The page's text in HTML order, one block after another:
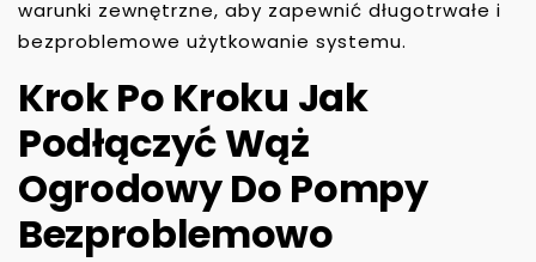
warunki zewnętrzne, aby zapewnić długotrwałe i
bezproblemowe użytkowanie systemu.
Krok Po Kroku Jak
Podłączyć Wąż
Ogrodowy Do Pompy
Bezproblemowo